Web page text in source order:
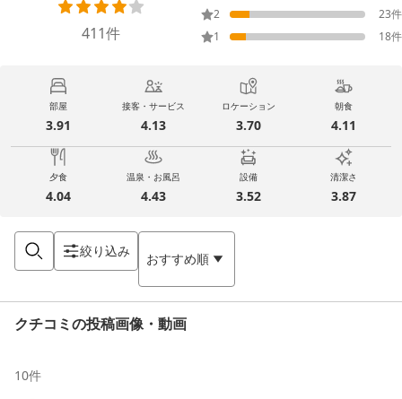
411件
2
23件
1
18件
部屋
3.91
接客・サービス
4.13
ロケーション
3.70
朝食
4.11
夕食
4.04
温泉・お風呂
4.43
設備
3.52
清潔さ
3.87
絞り込み おすすめ順
クチコミの投稿画像・動画
10件